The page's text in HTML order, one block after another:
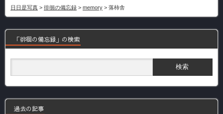
日日是写真 > 徘徊の備忘録 > memory > 落柿舎
「徘徊の備忘録」の検索
過去の記事